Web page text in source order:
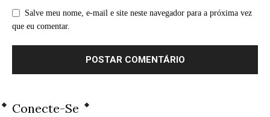
Salve meu nome, e-mail e site neste navegador para a próxima vez
que eu comentar.
Conecte-Se